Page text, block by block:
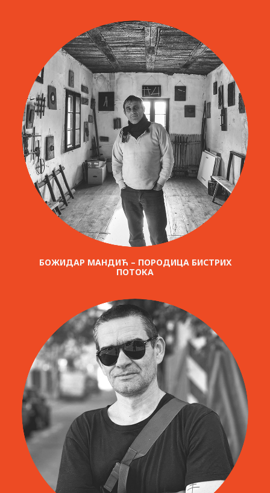
БОЖИДАР МАНДИЋ – ПОРОДИЦА БИСТРИХ
ПОТОКА